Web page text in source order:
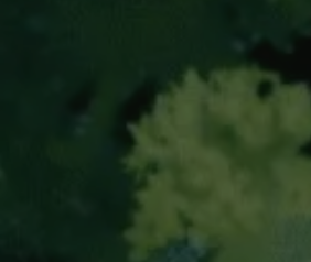
Strikt
website kan niet
Naam